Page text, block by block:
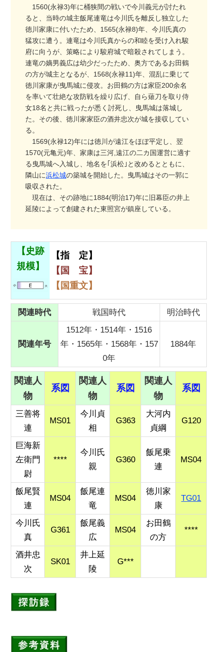
1560(永禄3)年に桶狭間の戦いで今川義元が討たれ
ると、当時の城主飯尾連竜は今川氏を離反し独立した
徳川家康に付いたため、1565(永禄8)年、今川氏真の
猛攻に遭う。連竜は今川氏真からの和睦を受け入れ駿
府に向うが、策略により駿府城で暗殺されてしまう。
連竜の嫡男義広は幼少だったため、奥方であるお田鶴
の方が城主となるが、1568(永禄11)年、混乱に乗じて
徳川家康が曳馬城に侵攻。お田鶴の方は家臣200余名
を率いて壮絶な攻防戦を繰り広げ、自ら薙刀を取り侍
女18名と共に戦ったが悉く討死し、曳馬城は落城し
た。その後、徳川家家臣の酒井忠次が城を接収してい
る。
1569(永禄12)年には徳川が遠江をほぼ平定し、翌
1570(元亀元)年、家康は三河,遠江の二カ国運営に適す
る曳馬城へ入城し、地名を｢浜松｣と改めるとともに、
隣山に浜松城の築城を開始した。曳馬城はその一郭に
吸収された。
現在は、その跡地に1884(明治17)年に旧幕臣の井上
延陵によって創建された東照宮が鎮座している。
【史跡
規模】
【指 定】
【国 宝】
【国重文】
関連時代 戦国時代 明治時代
関連年号
1512年・1514年・1516
年・1565年・1568年・157
0年
1884年
関連人
物
系図
関連人
物
系図
関連人
物
系図
三善将
連
MS01
今川貞
相
G363
大河内
貞綱
G120
巨海新
左衛門
尉
****
今川氏
親
G360
飯尾乗
連
MS04
飯尾賢
連
MS04
飯尾連
竜
MS04
徳川家
康
TG01
今川氏
真
G361
飯尾義
広
MS04
お田鶴
の方
****
酒井忠
次
SK01
井上延
陵
G***